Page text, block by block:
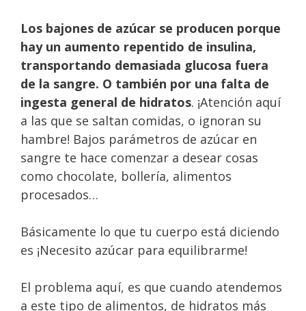
Los bajones de azúcar se producen porque
hay un aumento repentido de insulina,
transportando demasiada glucosa fuera
de la sangre. O también por una falta de
ingesta general de hidratos. ¡Atención aquí
a las que se saltan comidas, o ignoran su
hambre! Bajos parámetros de azúcar en
sangre te hace comenzar a desear cosas
como chocolate, bollería, alimentos
procesados…
Básicamente lo que tu cuerpo está diciendo
es ¡Necesito azúcar para equilibrarme!
El problema aquí, es que cuando atendemos
a este tipo de alimentos, de hidratos más